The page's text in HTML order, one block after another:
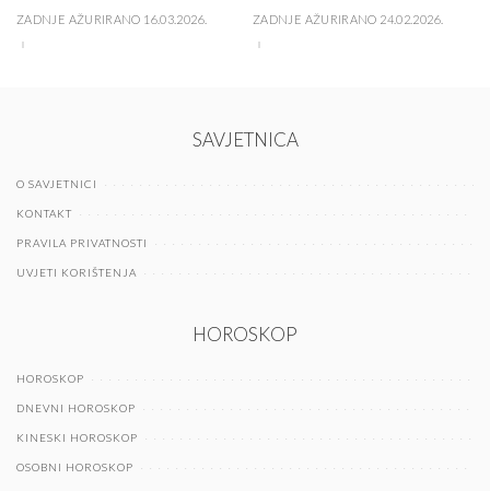
ZADNJE AŽURIRANO 16.03.2026. ZADNJE AŽURIRANO 24.02.2026.
SAVJETNICA
O SAVJETNICI
KONTAKT
PRAVILA PRIVATNOSTI
UVJETI KORIŠTENJA
HOROSKOP
HOROSKOP
DNEVNI HOROSKOP
KINESKI HOROSKOP
OSOBNI HOROSKOP